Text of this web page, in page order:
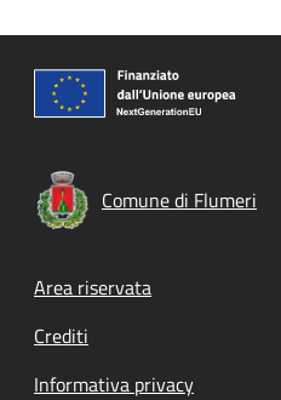
Comune di Flumeri
Footer menu
Area riservata
Crediti
Informativa privacy